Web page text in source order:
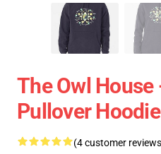
The Owl
Pullover
(4 customer